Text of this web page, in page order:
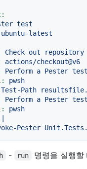
test
ubuntu-latest
Check out repository
actions/checkout@v6
Perform a Pester test
pwsh
Test-Path
Perform a Pester test
pwsh
|
- run 명령을 실행